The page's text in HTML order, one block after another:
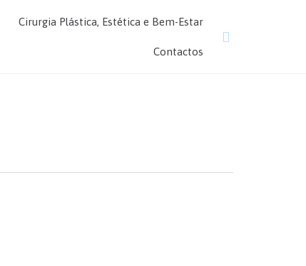
content
Cirurgia Plástica, Estética e Bem-Estar
Contactos
